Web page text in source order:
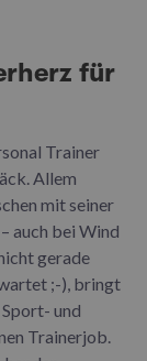
für
Trainer
Allem
mit seiner
auch bei Wind
gerade
;-), bringt
und
Trainerjob.